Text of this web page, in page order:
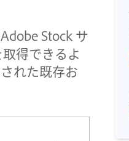
Stock サ
得できるよ
れた既存お